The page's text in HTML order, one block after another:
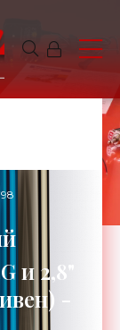
и 2,8"
-